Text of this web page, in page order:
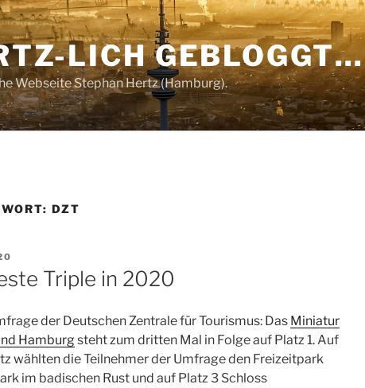
LICH GEBLOGGT…
Webseite Stephan Hertz (Hamburg).
DZT
Triple in 2020
der Deutschen Zentrale für Tourismus: Das Miniatur
Hamburgsteht zum dritten Mal in Folge auf Platz 1. Auf
wählten die Teilnehmer der Umfrage den Freizeitpark
im badischen Rust und auf Platz 3 Schloss